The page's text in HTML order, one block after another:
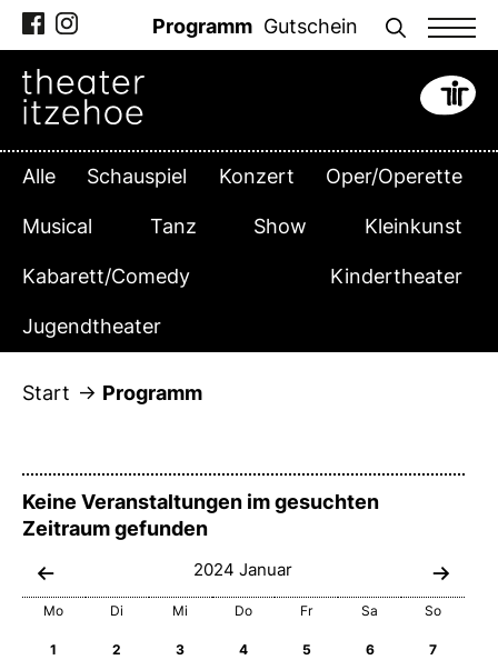
Zum
Inhalt
springen
Programm Gutschein
Alle Schauspiel Konzert Oper/Operette
Musical Tanz Show Kleinkunst
Kabarett/Comedy Kindertheater
Jugendtheater
Start Programm
Keine Veranstaltungen im gesuchten
Zeitraum gefunden
2024 Januar
Mo Di Mi Do Fr Sa So
1 2 3 4 5 6 7